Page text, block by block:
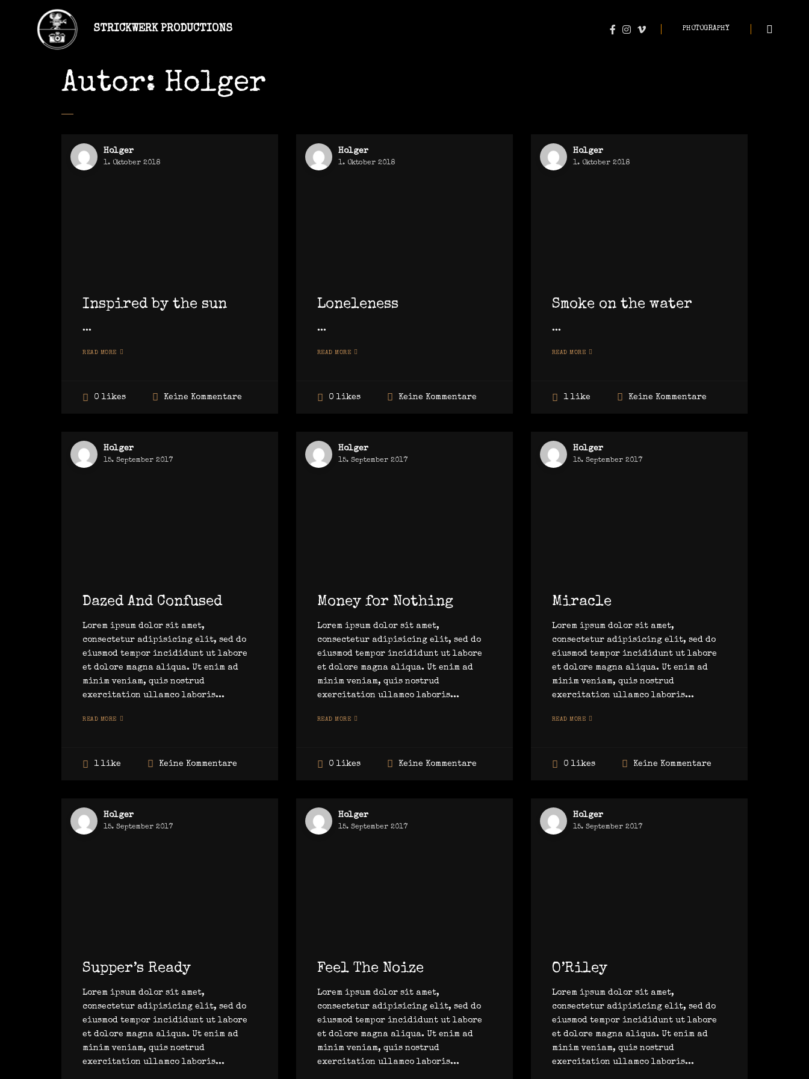
STRICKWERK PRODUCTIONS PHOTOGRAPHY
Autor: Holger
Holger
1. Oktober 2018
Inspired by the sun
...
READ MORE
0 likes Keine Kommentare
Holger
1. Oktober 2018
Loneleness
...
READ MORE
0 likes Keine Kommentare
Holger
1. Oktober 2018
Smoke on the water
...
READ MORE
1 like Keine Kommentare
Holger
15. September 2017
Dazed And Confused
Lorem ipsum dolor sit amet,
consectetur adipisicing elit, sed do
eiusmod tempor incididunt ut labore
et dolore magna aliqua. Ut enim ad
minim veniam, quis nostrud
exercitation ullamco laboris...
READ MORE
1 like Keine Kommentare
Holger
15. September 2017
Money for Nothing
Lorem ipsum dolor sit amet,
consectetur adipisicing elit, sed do
eiusmod tempor incididunt ut labore
et dolore magna aliqua. Ut enim ad
minim veniam, quis nostrud
exercitation ullamco laboris...
READ MORE
0 likes Keine Kommentare
Holger
15. September 2017
Miracle
Lorem ipsum dolor sit amet,
consectetur adipisicing elit, sed do
eiusmod tempor incididunt ut labore
et dolore magna aliqua. Ut enim ad
minim veniam, quis nostrud
exercitation ullamco laboris...
READ MORE
0 likes Keine Kommentare
Holger
15. September 2017
Supper’s Ready
Lorem ipsum dolor sit amet,
consectetur adipisicing elit, sed do
eiusmod tempor incididunt ut labore
et dolore magna aliqua. Ut enim ad
minim veniam, quis nostrud
exercitation ullamco laboris...
Holger
15. September 2017
Feel The Noize
Lorem ipsum dolor sit amet,
consectetur adipisicing elit, sed do
eiusmod tempor incididunt ut labore
et dolore magna aliqua. Ut enim ad
minim veniam, quis nostrud
exercitation ullamco laboris...
Holger
15. September 2017
O’Riley
Lorem ipsum dolor sit amet,
consectetur adipisicing elit, sed do
eiusmod tempor incididunt ut labore
et dolore magna aliqua. Ut enim ad
minim veniam, quis nostrud
exercitation ullamco laboris...